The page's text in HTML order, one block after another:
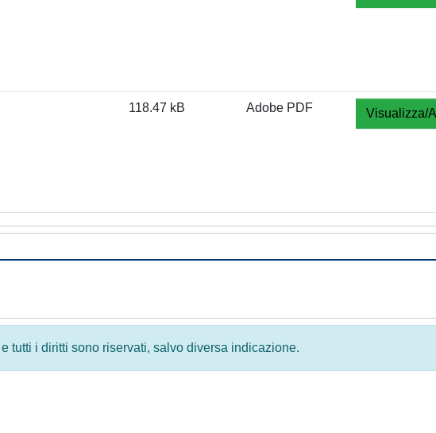
118.47 kB Adobe PDF Visualizza/
tutti i diritti sono riservati, salvo diversa indicazione.